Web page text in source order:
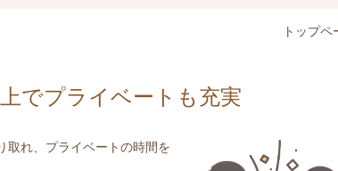
トップペ
でプライベートも充実
取れ、プライベートの時間を